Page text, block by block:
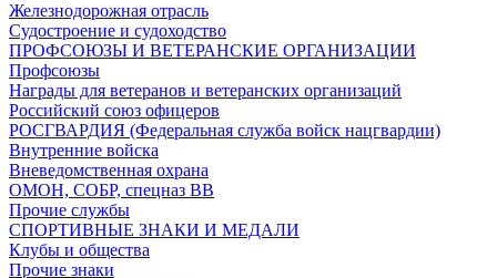
Железнодорожная отрасль
Судостроение и судоходство
ПРОФСОЮЗЫ И ВЕТЕРАНСКИЕ ОРГАНИЗАЦИИ
Профсоюзы
Награды для ветеранов и ветеранских организаций
Российский союз офицеров
РОСГВАРДИЯ (Федеральная служба войск нацгвардии)
Внутренние войска
Вневедомственная охрана
ОМОН, СОБР, спецназ ВВ
Прочие службы
СПОРТИВНЫЕ ЗНАКИ И МЕДАЛИ
Клубы и общества
Прочие знаки